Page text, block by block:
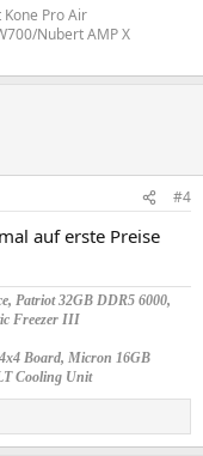
Kone Pro Air
Nubert AMP X
#4
auf erste Preise
Patriot 32GB DDR5 6000,
Freezer III
Board, Micron 16GB
Cooling Unit